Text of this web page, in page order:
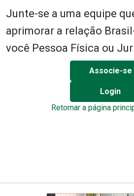
Junte-se a uma equipe
aprimorar a relação
você Pessoa Física ou
Associe-se
Login
Retornar a página